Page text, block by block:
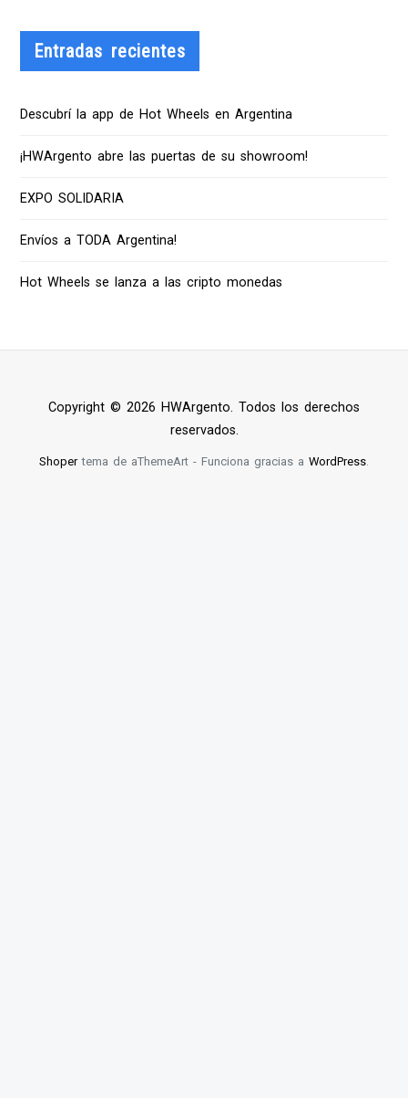
Entradas recientes
Descubrí la app de Hot Wheels en Argentina
¡HWArgento abre las puertas de su showroom!
EXPO SOLIDARIA
Envíos a TODA Argentina!
Hot Wheels se lanza a las cripto monedas
Copyright © 2026 HWArgento. Todos los derechos
reservados.
Shopertema de aThemeArt - Funciona gracias a WordPress